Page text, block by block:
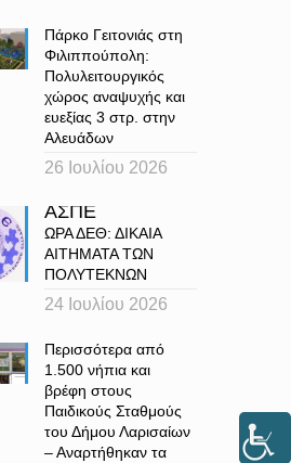
Πάρκο Γειτονιάς στη
Φιλιππούπολη:
Πολυλειτουργικός
χώρος αναψυχής και
ευεξίας 3 στρ. στην
Αλευάδων
26 Ιουλίου 2026
ΑΣΠΕ
ΩΡΑ ΔΕΘ: ΔΙΚΑΙΑ
ΑΙΤΗΜΑΤΑ ΤΩΝ
ΠΟΛΥΤΕΚΝΩΝ
24 Ιουλίου 2026
Περισσότερα από
1.500 νήπια και
βρέφη στους
Παιδικούς Σταθμούς
του Δήμου Λαρισαίων
– Αναρτήθηκαν τα